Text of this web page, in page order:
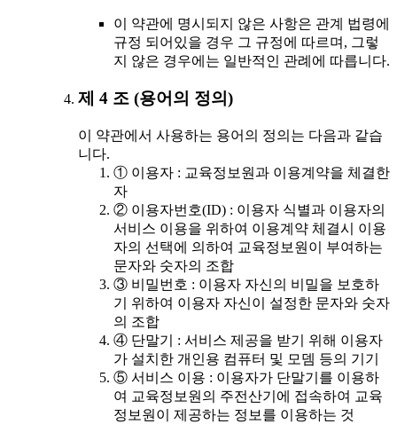
이 약관에 명시되지 않은 사항은 관계 법령에
규정 되어있을 경우 그 규정에 따르며, 그렇
지 않은 경우에는 일반적인 관례에 따릅니다.
제 4 조 (용어의 정의)
이 약관에서 사용하는 용어의 정의는 다음과 같습
니다.
① 이용자 : 교육정보원과 이용계약을 체결한
자
② 이용자번호(ID) : 이용자 식별과 이용자의
서비스 이용을 위하여 이용계약 체결시 이용
자의 선택에 의하여 교육정보원이 부여하는
문자와 숫자의 조합
③ 비밀번호 : 이용자 자신의 비밀을 보호하
기 위하여 이용자 자신이 설정한 문자와 숫자
의 조합
④ 단말기 : 서비스 제공을 받기 위해 이용자
가 설치한 개인용 컴퓨터 및 모뎀 등의 기기
⑤ 서비스 이용 : 이용자가 단말기를 이용하
여 교육정보원의 주전산기에 접속하여 교육
정보원이 제공하는 정보를 이용하는 것